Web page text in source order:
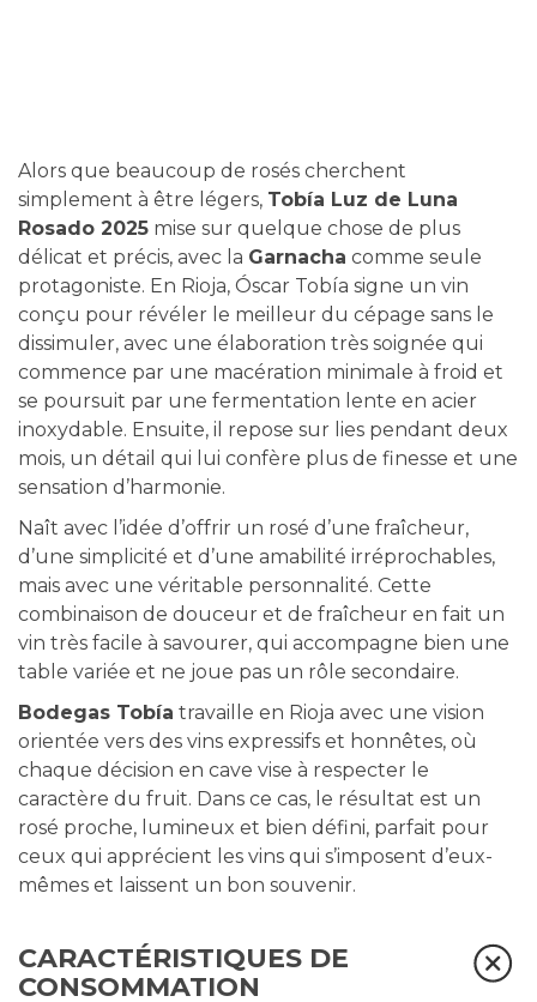
Alors que beaucoup de rosés cherchent
simplement à être légers, Tobía Luz de Luna
Rosado 2025 mise sur quelque chose de plus
délicat et précis, avec la Garnacha comme seule
protagoniste. En Rioja, Óscar Tobía signe un vin
conçu pour révéler le meilleur du cépage sans le
dissimuler, avec une élaboration très soignée qui
commence par une macération minimale à froid et
se poursuit par une fermentation lente en acier
inoxydable. Ensuite, il repose sur lies pendant deux
mois, un détail qui lui confère plus de finesse et une
sensation d’harmonie.
Naît avec l’idée d’offrir un rosé d’une fraîcheur,
d’une simplicité et d’une amabilité irréprochables,
mais avec une véritable personnalité. Cette
combinaison de douceur et de fraîcheur en fait un
vin très facile à savourer, qui accompagne bien une
table variée et ne joue pas un rôle secondaire.
Bodegas Tobía travaille en Rioja avec une vision
orientée vers des vins expressifs et honnêtes, où
chaque décision en cave vise à respecter le
caractère du fruit. Dans ce cas, le résultat est un
rosé proche, lumineux et bien défini, parfait pour
ceux qui apprécient les vins qui s’imposent d’eux-
mêmes et laissent un bon souvenir.
CARACTÉRISTIQUES DE
CONSOMMATION